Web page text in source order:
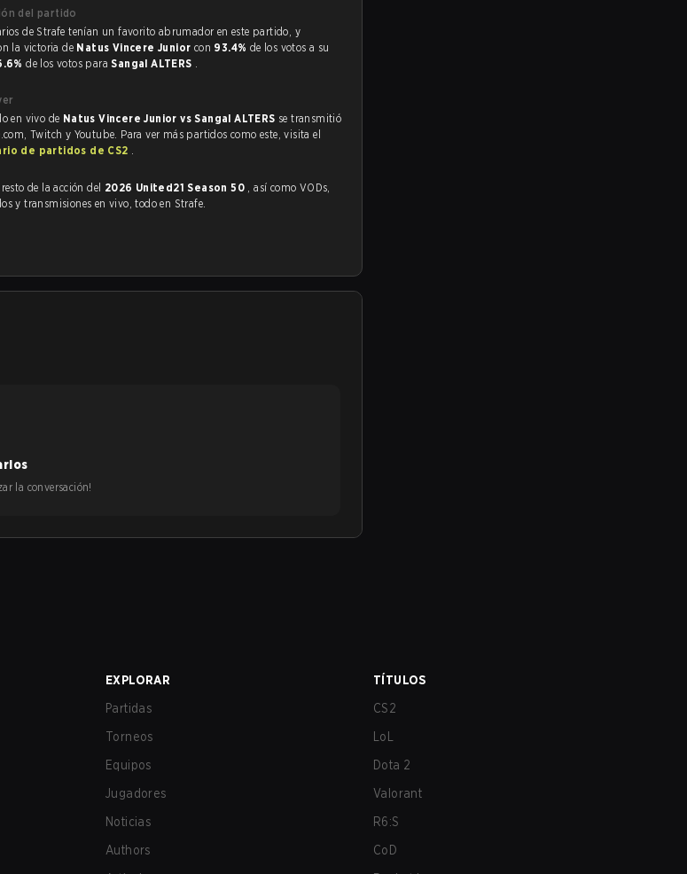
del partido
un favorito abrumador en este partido, y
la victoria de Natus Vincere Junior con 93.4% de los votos a su
de los votos paraSangal ALTERS .
en vivo de Natus Vincere Junior vs Sangal ALTERS se transmitió
Twitch y Youtube. Para ver más partidos como este, visita el
de partidos de CS2 .
de la acción del 2026 United21 Season 50 , así como VODs,
y transmisiones en vivo, todo en Strafe.
la conversación!
EXPLORAR
Partidas
Torneos
Equipos
Jugadores
Noticias
Authors
TÍTULOS
CS2
LoL
Dota 2
Valorant
R6:S
CoD